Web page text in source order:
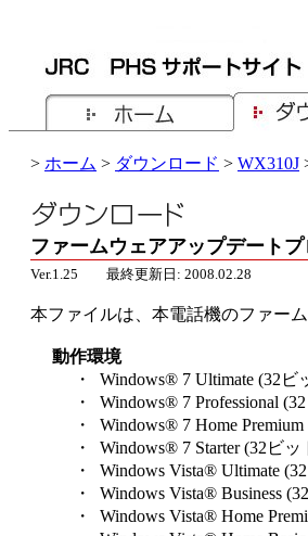
> ホーム > ダウンロード > WX310J
ファームウェアアップデート
Ver.1.25 最終更新日: 2008.02.28
本ファイルは、本電話機のファー
動作環境
・ Windows® 7 Ultimate (32ビ
・ Windows® 7 Professional
・ Windows® 7 Home
・ Windows® 7 Starter (32ビッ
・ Windows Vista® Ultimate
・ Windows Vista® Business
・ Windows Vista® Home